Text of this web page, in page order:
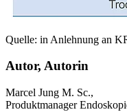
Quelle: in Anlehnung an
Autor, Autorin
Marcel Jung M. Sc.,
Produktmanager